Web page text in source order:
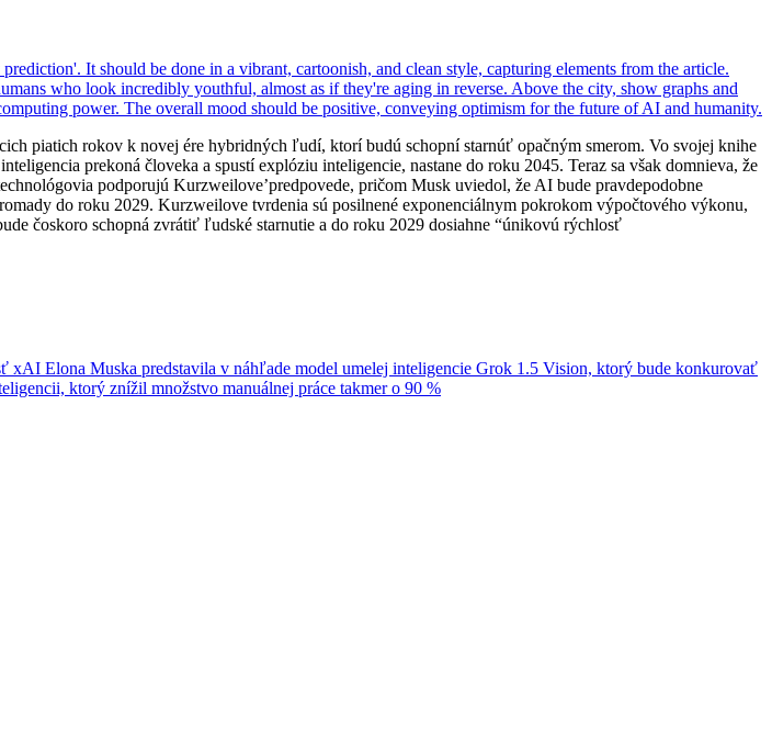
piatich rokov k novej ére hybridných ľudí, ktorí budú schopní starnúť opačným smerom. Vo svojej knihe
prekoná človeka a spustí explóziu inteligencie, nastane do roku 2045. Teraz sa však domnieva, že
podporujú Kurzweilove’predpovede, pričom Musk uviedol, že AI bude pravdepodobne
do roku 2029. Kurzweilove tvrdenia sú posilnené exponenciálnym pokrokom výpočtového výkonu,
čoskoro schopná zvrátiť ľudské starnutie a do roku 2029 dosiahne “únikovú rýchlosť
xAI Elona Muska predstavila v náhľade model umelej inteligencie Grok 1.5 Vision, ktorý bude konkurovať
ktorý znížil množstvo manuálnej práce takmer o 90 %